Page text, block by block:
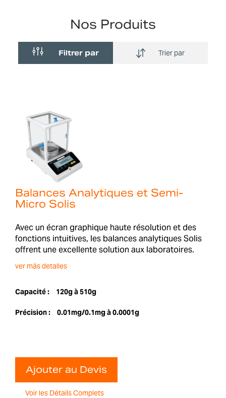
Nos Produits
Filtrer par Trier par
Balances Analytiques et Semi-
Micro Solis
Avec un écran graphique haute résolution et des
fonctions intuitives, les balances analytiques Solis
offrent une excellente solution aux laboratoires.
ver más detalles
Capacité : 120g à 510g
Précision : 0.01mg/0.1mg à 0.0001g
Ajouter au Devis
Voir les Détails Complets